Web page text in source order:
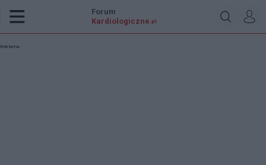
Forum
Kardiologiczne .pl
Reklama: